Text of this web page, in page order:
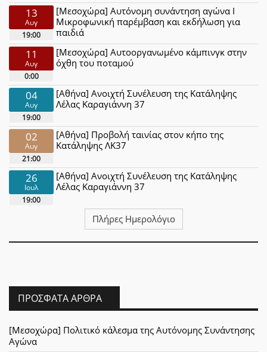
13
Αυγ
19:00
[Μεσοχώρα] Αυτόνομη συνάντηση αγώνα Ι
Μικροφωνική παρέμβαση και εκδήλωση για
παιδιά
11
Αυγ
0:00
[Μεσοχώρα] Αυτοοργανωμένο κάμπινγκ στην
όχθη του ποταμού
04
Αυγ
19:00
[Αθήνα] Ανοιχτή Συνέλευση της Κατάληψης
Λέλας Καραγιάννη 37
02
Αυγ
21:00
[Αθήνα] Προβολή ταινίας στον κήπο της
Κατάληψης ΛΚ37
26
Ιουλ
19:00
[Αθήνα] Ανοιχτή Συνέλευση της Κατάληψης
Λέλας Καραγιάννη 37
Πλήρες Ημερολόγιο
ΠΡΌΣΦΑΤΑ ΆΡΘΡΑ
[Μεσοχώρα] Πολιτικό κάλεσμα της Αυτόνομης Συνάντησης
Αγώνα